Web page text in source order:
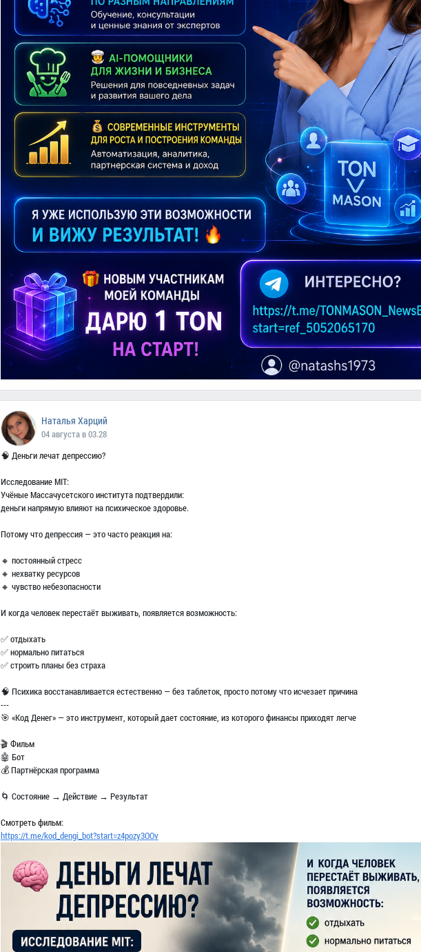
Наталья Харций
04 августа в 03.28
🧠 Деньги лечат депрессию?
Исследование MIT:
Учёные Массачусетского института подтвердили:
деньги напрямую влияют на психическое здоровье.
Потому что депрессия — это часто реакция на:
🔸 постоянный стресс
🔸 нехватку ресурсов
🔸 чувство небезопасности
И когда человек перестаёт выживать, появляется возможность:
✅ отдыхать
✅ нормально питаться
✅ строить планы без страха
🧠 Психика восстанавливается естественно — без таблеток, просто потому что исчезает причина
---
🎯 «Код Денег» — это инструмент, который дает состояние, из которого финансы приходят легче
🎬 Фильм
🤖 Бот
💰 Партнёрская программа
🌀 Состояние → Действие → Результат
Смотреть фильм:
https://t.me/kod_dengi_bot?start=z4pozy3OOv